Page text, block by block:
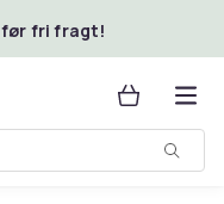
før fri fragt!